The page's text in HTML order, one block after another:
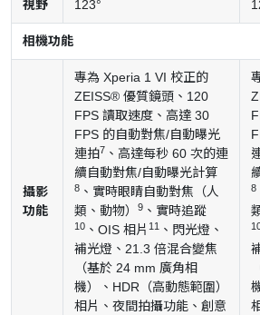
視野 123°
相機功能
攝影
功能
專為 Xperia 1 VI 校正的
ZEISS® 優質鏡頭、120
FPS 讀取速度、高達 30
FPS 的自動對焦/自動曝光
連拍7 、高達每秒 60 次的連
續自動對焦/自動曝光計算
8 、實時眼睛自動對焦（人
類、動物）
9 、實時追蹤
10 、OIS 相片 11 、閃光燈、
補光燈、21.3 倍混合變焦
（基於 24 mm 廣角相
機）、HDR（高動態範圍）
相片、夜間拍攝功能、創意
8